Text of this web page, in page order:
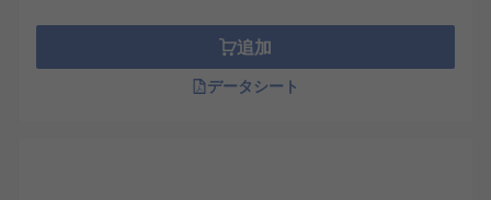
追加
データシート